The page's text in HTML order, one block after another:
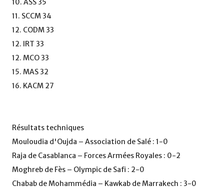
10. ASS 35
11. SCCM 34
12. CODM 33
12. IRT 33
12. MCO 33
15. MAS 32
16. KACM 27
Résultats techniques
Mouloudia d'Oujda – Association de Salé : 1-0
Raja de Casablanca – Forces Armées Royales : 0-2
Moghreb de Fès – Olympic de Safi : 2-0
Chabab de Mohammédia – Kawkab de Marrakech : 3-0